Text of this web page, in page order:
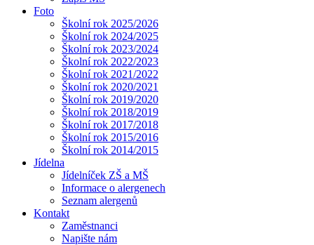
Foto
Školní rok 2025/2026
Školní rok 2024/2025
Školní rok 2023/2024
Školní rok 2022/2023
Školní rok 2021/2022
Školní rok 2020/2021
Školní rok 2019/2020
Školní rok 2018/2019
Školní rok 2017/2018
Školní rok 2015/2016
Školní rok 2014/2015
Jídelna
Jídelníček ZŠ a MŠ
Informace o alergenech
Seznam alergenů
Kontakt
Zaměstnanci
Napište nám